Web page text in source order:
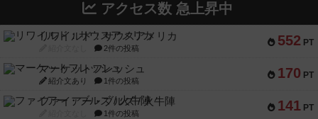
アクセス数 急上昇中
552 PT
リワイルド：サウスアメリカ
2件の投稿
170 PT
マーケットフレッシュ
紹介文あり 1件の投稿
141 PT
ファイアー・ブルズ / 火牛陣
1件の投稿